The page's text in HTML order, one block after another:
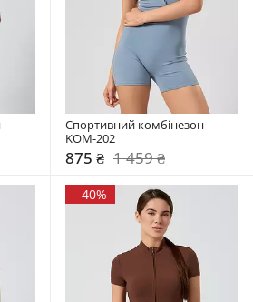
Спортивний комбінезон
KOM-202
875 ₴ 1 459 ₴
- 40%